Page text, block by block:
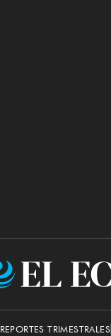
REPORTES TRIMESTRALES